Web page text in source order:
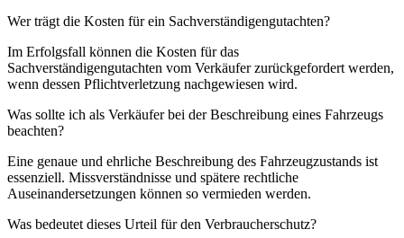
Wer trägt die Kosten für ein Sachverständigengutachten?
Im Erfolgsfall können die Kosten für das
Sachverständigengutachten vom Verkäufer zurückgefordert werden,
wenn dessen Pflichtverletzung nachgewiesen wird.
Was sollte ich als Verkäufer bei der Beschreibung eines Fahrzeugs
beachten?
Eine genaue und ehrliche Beschreibung des Fahrzeugzustands ist
essenziell. Missverständnisse und spätere rechtliche
Auseinandersetzungen können so vermieden werden.
Was bedeutet dieses Urteil für den Verbraucherschutz?